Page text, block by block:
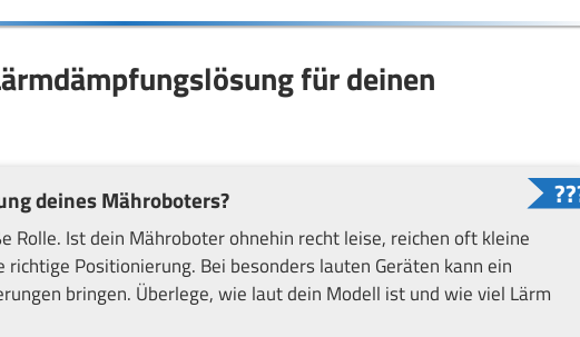
für deinen
deines Mähroboters?
Rolle. Ist dein Mähroboter ohnehin recht leise, reichen oft kleine
Positionierung. Bei besonders lauten Geräten kann ein
bringen. Überlege, wie laut dein Modell ist und wie viel Lärm